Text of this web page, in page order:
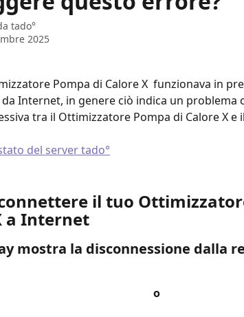
tado°
2025
Pompa di Calore X  funzionava in
Internet, in genere ciò indica un problema
tra il Ottimizzatore Pompa di Calore X e
del server tado°
il tuo
a Internet
mostra la disconnessione dalla
  o